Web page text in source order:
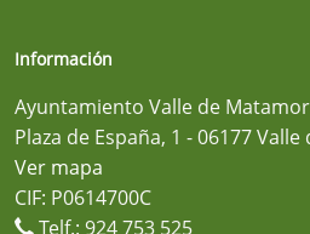
Información
Ayuntamiento Valle de
Plaza de España, 1 - 06177
Ver mapa
CIF: P0614700C
Telf.: 924 753 525